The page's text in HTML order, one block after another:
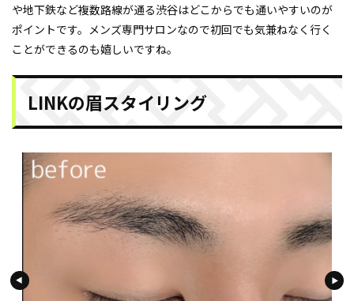
や地下鉄など複数路線が通る渋谷はどこからでも通いやすいのが
ポイントです。メンズ専門サロンなので初回でも気兼ねなく行く
ことができるのも嬉しいですね。
LINKの眉スタイリング